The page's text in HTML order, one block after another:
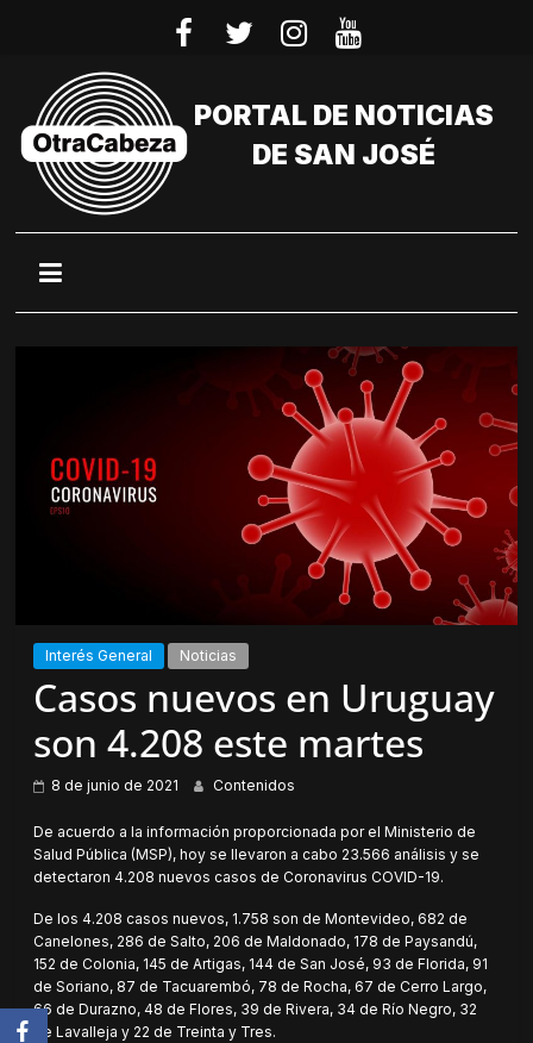
PORTAL DE NOTICIAS
DE SAN JOSÉ
Interés General Noticias
Casos nuevos en Uruguay
son 4.208 este martes
8 de junio de 2021 Contenidos
De acuerdo a la información proporcionada por el Ministerio de
Salud Pública (MSP), hoy se llevaron a cabo 23.566 análisis y se
detectaron 4.208 nuevos casos de Coronavirus COVID-19.
De los 4.208 casos nuevos, 1.758 son de Montevideo, 682 de
Canelones, 286 de Salto, 206 de Maldonado, 178 de Paysandú,
152 de Colonia, 145 de Artigas, 144 de San José, 93 de Florida, 91
de Soriano, 87 de Tacuarembó, 78 de Rocha, 67 de Cerro Largo,
66 de Durazno, 48 de Flores, 39 de Rivera, 34 de Río Negro, 32
de Lavalleja y 22 de Treinta y Tres.